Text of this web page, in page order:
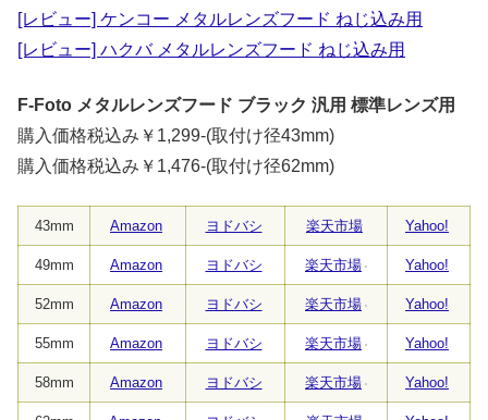
[レビュー] ケンコー メタルレンズフード ねじ込み用
[レビュー] ハクバ メタルレンズフード ねじ込み用
F-Foto メタルレンズフード ブラック 汎用 標準レンズ用
購入価格税込み￥1,299-(取付け径43mm)
購入価格税込み￥1,476-(取付け径62mm)
43mm Amazon ヨドバシ 楽天市場 Yahoo!
49mm Amazon ヨドバシ 楽天市場 Yahoo!
52mm Amazon ヨドバシ 楽天市場 Yahoo!
55mm Amazon ヨドバシ 楽天市場 Yahoo!
58mm Amazon ヨドバシ 楽天市場 Yahoo!